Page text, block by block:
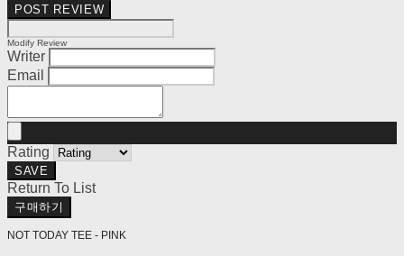
POST REVIEW
Modify Review
Writer
Email
Rating
SAVE
Return To List
구매하기
NOT TODAY TEE - PINK